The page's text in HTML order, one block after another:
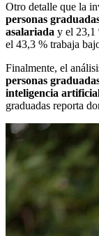
Otro detalle que la
personas
asalariada y el 23,1
el 43,3 % trabaja
Finalmente, el
personas
inteligencia
graduadas reporta